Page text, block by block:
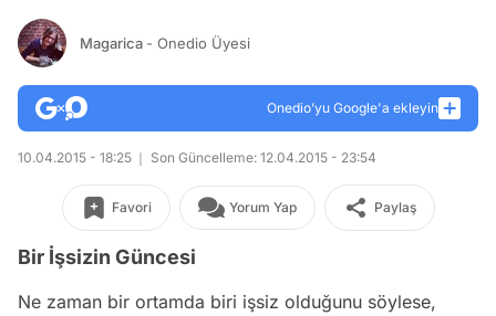
Magarica - Onedio Üyesi
Onedio’yu Google'a ekleyin
10.04.2015 - 18:25 Son Güncelleme: 12.04.2015 - 23:54
Favori Yorum Yap Paylaş
Bir İşsizin Güncesi
Ne zaman bir ortamda biri işsiz olduğunu söylese,